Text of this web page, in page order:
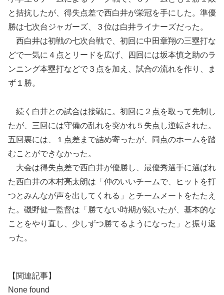
と拮抗したが、得失点差で西白井が栄冠を手にした。準優
勝は七次台ジャガーズ、３位は白井ライナーズだった。
西白井は初戦の七次台戦で、初回に中田章翔の三塁打な
どで一気に４点とリードを広げ、四回には坂本慎之助のラ
ンニング本塁打などで３点を加え、試合の流れを作り、ま
ず１勝。
続く白井との試合は接戦に。初回に２点を取って先制し
たが、三回には守備の乱れを突かれ５失点し逆転された。
五回裏には、１点差まで詰め寄ったが、同点のホームを踏
むことができなかった。
大会は得失点差で西白井が優勝し、最優秀選手に選ばれ
た西白井の木村亮太朗は「仲のいいチームで、ヒットを打
つとみんなが声を出してくれる」とチームメートをたたえ
た。磯野健一監督は「勝てない時期が続いたが、基本的な
ことをやり直し、少しずつ勝てるようになった」と振り返
った。
【関連記事】
None found